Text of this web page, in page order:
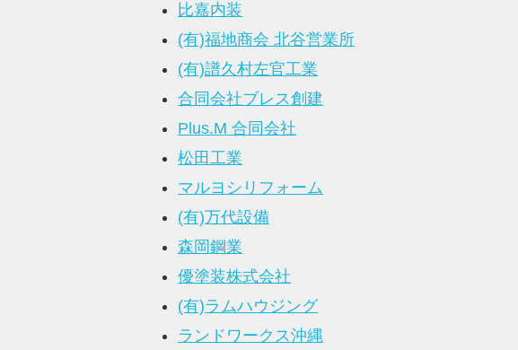
比嘉内装
(有)福地商会 北谷営業所
(有)譜久村左官工業
合同会社ブレス創建
Plus.M 合同会社
松田工業
マルヨシリフォーム
(有)万代設備
森岡鋼業
優塗装株式会社
(有)ラムハウジング
ランドワークス沖縄